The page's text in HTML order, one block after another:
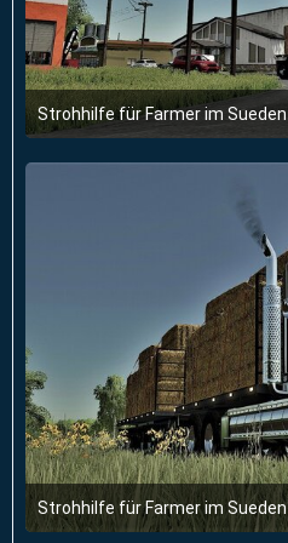
Strohhilfe für Farmer im Sueden
31. Januar 2023 um
3
Strohhilfe für Farmer im Sueden
31. Januar 2023 um